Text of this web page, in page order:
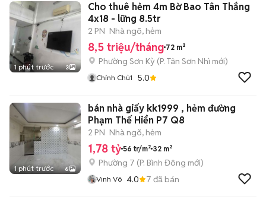
1 phút trước 3
Cho thuê hẻm 4m Bờ Bao Tân Thắng
4x18 - lững 8.5tr
2 PN Nhà ngõ, hẻm
8,5 triệu/tháng 72 m²
Phường Sơn Kỳ (P. Tân Sơn Nhì mới)
Chính Chủ1 5.0
1 phút trước 6
bán nhà giấy kk1999 , hẻm đường
Phạm Thế Hiển P7 Q8
2 PN Nhà ngõ, hẻm
1,78 tỷ 56 tr/m² 32 m²
Phường 7 (P. Bình Đông mới)
Vinh Võ 4.0 7 đã bán